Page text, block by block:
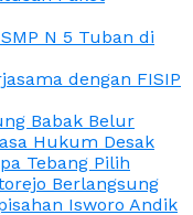
N 5 Tuban di
dengan FISIP
Babak Belur
Hukum Desak
Tebang Pilih
Berlangsung
Isworo Andik